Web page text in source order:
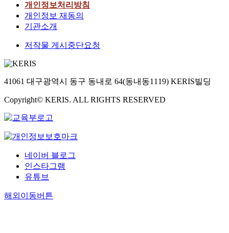
개인정보처리방침
개인정보 재동의
기관소개
저작물 게시중단요청
41061 대구광역시 동구 동내로 64(동내동1119) KERIS빌딩
Copyright© KERIS. ALL RIGHTS RESERVED
네이버 블로그
인스타그램
유튜브
해외이동버튼